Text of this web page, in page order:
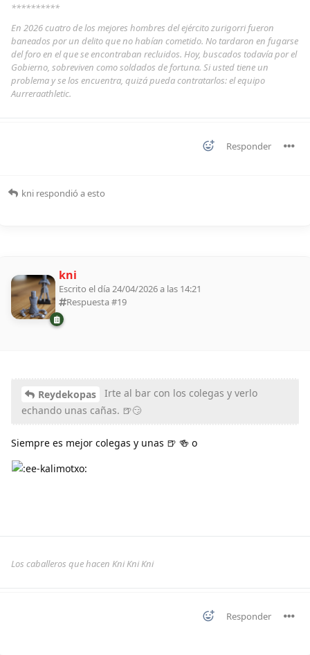
**********
En 2026 cuatro de los mejores hombres del ejército zurigorri fueron
baneados por un delito que no habían cometido. No tardaron en fugarse
del foro en el que se encontraban recluidos. Hoy, buscados todavía por el
Gobierno, sobreviven como soldados de fortuna. Si usted tiene un
problema y se los encuentra, quizá pueda contratarlos: el equipo
Aurreraathletic.
Responder
kni respondió a esto
kni
Escrito el día 24/04/2026 a las 14:21
Respuesta #19
Reydekopas
Irte al bar con los colegas y verlo
echando unas cañas. 🍺😏
Siempre es mejor colegas y unas 🍺 🍻 o
Los caballeros que hacen Kni Kni Kni
Responder